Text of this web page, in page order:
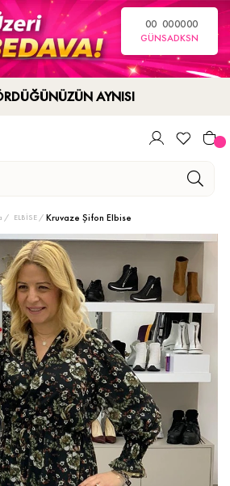
00
GÜN
00
SA
00
DK
00
SN
AYNISI
ELBİSE Kruvaze Şifon Elbise